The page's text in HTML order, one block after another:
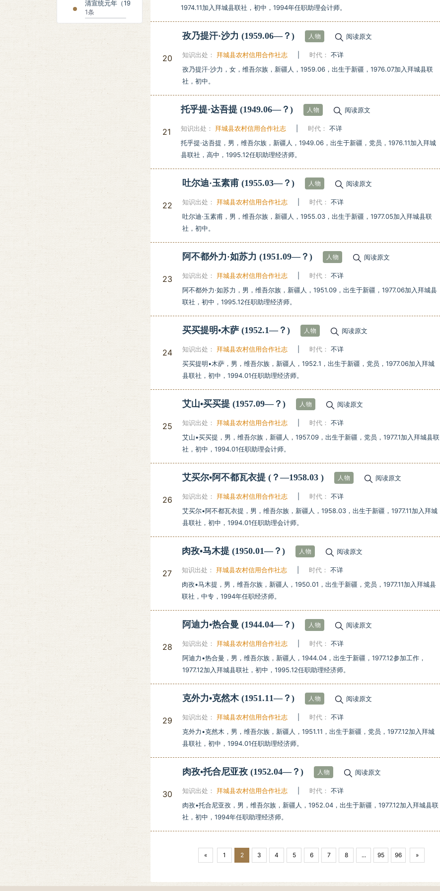
清宣统元年（1909年）
1条
1974.11加入拜城县联社，初中，1994年任职助理会计师。
20
孜乃提汗·沙力(1959.06—？) 人物 阅读原文
知识出处： 拜城县农村信用合作社志 时代：
不详
孜乃提汗·沙力，女，维吾尔族，新疆人，1959.06，出生于新疆，1976.07加入拜城县联
社，初中。
21
托乎提·达吾提(1949.06—？) 人物 阅读原文
知识出处： 拜城县农村信用合作社志 时代：
不详
托乎提·达吾提，男，维吾尔族，新疆人，1949.06，出生于新疆，党员，1976.11加入拜城
县联社，高中，1995.12任职助理经济师。
22
吐尔迪·玉素甫(1955.03—？) 人物 阅读原文
知识出处： 拜城县农村信用合作社志 时代：
不详
吐尔迪·玉素甫，男，维吾尔族，新疆人，1955.03，出生于新疆，1977.05加入拜城县联
社，初中。
23
阿不都外力·如苏力(1951.09—？) 人物 阅读原文
知识出处： 拜城县农村信用合作社志 时代：
不详
阿不都外力·如苏力，男，维吾尔族，新疆人，1951.09，出生于新疆，1977.06加入拜城县
联社，初中，1995.12任职助理经济师。
24
买买提明•木萨(1952.1—？) 人物 阅读原文
知识出处： 拜城县农村信用合作社志 时代：
不详
买买提明•木萨，男，维吾尔族，新疆人，1952.1，出生于新疆，党员，1977.06加入拜城
县联社，初中，1994.01任职助理经济师。
25
艾山•买买提(1957.09—？) 人物 阅读原文
知识出处： 拜城县农村信用合作社志 时代：
不详
艾山•买买提，男，维吾尔族，新疆人，1957.09，出生于新疆，党员，1977.1加入拜城县联
社，初中，1994.01任职助理会计师。
26
艾买尔•阿不都瓦衣提(？—1958.03 ) 人物 阅读原文
知识出处： 拜城县农村信用合作社志 时代：
不详
艾买尔•阿不都瓦衣提，男，维吾尔族，新疆人，1958.03，出生于新疆，1977.11加入拜城
县联社，初中，1994.01任职助理会计师。
27
肉孜•马木提(1950.01—？) 人物 阅读原文
知识出处： 拜城县农村信用合作社志 时代：
不详
肉孜•马木提，男，维吾尔族，新疆人，1950.01，出生于新疆，党员，1977.11加入拜城县
联社，中专，1994年任职经济师。
28
阿迪力•热合曼(1944.04—？) 人物 阅读原文
知识出处： 拜城县农村信用合作社志 时代：
不详
阿迪力•热合曼，男，维吾尔族，新疆人，1944.04，出生于新疆，1977.12参加工作，
1977.12加入拜城县联社，初中，1995.12任职助理经济师。
29
克外力•克然木(1951.11—？) 人物 阅读原文
知识出处： 拜城县农村信用合作社志 时代：
不详
克外力•克然木，男，维吾尔族，新疆人，1951.11，出生于新疆，党员，1977.12加入拜城
县联社，初中，1994.01任职助理经济师。
30
肉孜•托合尼亚孜(1952.04—？) 人物 阅读原文
知识出处： 拜城县农村信用合作社志 时代：
不详
肉孜•托合尼亚孜，男，维吾尔族，新疆人，1952.04，出生于新疆，1977.12加入拜城县联
社，初中，1994年任职助理经济师。
« 1 2 3 4 5 6 7 8 ... 95 96 »